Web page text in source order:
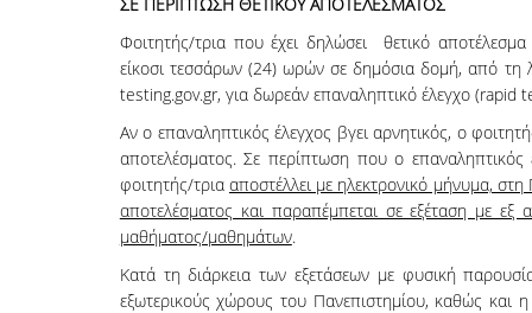
Φοιτητής/τρια που έχει δηλώσει θετικό
είκοσι τεσσάρων (24) ωρών σε δημόσια δομή, από τη
testing.gov.gr, για δωρεάν επαναληπτικό έλεγχο (rapid
Αν ο επαναληπτικός έλεγχος βγει αρνητικός, ο
αποτελέσματος. Σε περίπτωση που ο
φοιτητής/τρια αποστέλλει με ηλεκτρονικό μήνυμα,
αποτελέσματος και παραπέμπεται σε εξέταση με
μαθήματος/μαθημάτων.
Κατά τη διάρκεια των εξετάσεων με φυσική
εξωτερικούς χώρους του Πανεπιστημίου, καθώς και